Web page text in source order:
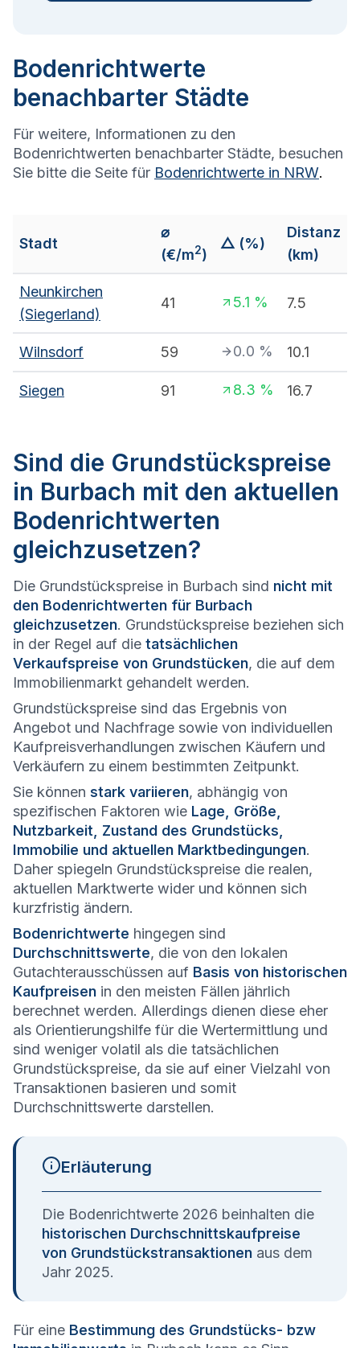
Bodenrichtwerte
benachbarter Städte
Für weitere, Informationen zu den
Bodenrichtwerten benachbarter Städte, besuchen
Sie bitte die Seite für Bodenrichtwerte in NRW.
Stadt
⌀
(€/m2)
△ (%)
Distanz
(km)
Neunkirchen
(Siegerland)
41 5.1 % 7.5
Wilnsdorf 59 0.0 % 10.1
Siegen 91 8.3 % 16.7
Sind die Grundstückspreise
in Burbach mit den aktuellen
Bodenrichtwerten
gleichzusetzen?
Die Grundstückspreise in Burbach sind nicht mit
den Bodenrichtwerten für Burbach
gleichzusetzen. Grundstückspreise beziehen sich
in der Regel auf die tatsächlichen
Verkaufspreise von Grundstücken, die auf dem
Immobilienmarkt gehandelt werden.
Grundstückspreise sind das Ergebnis von
Angebot und Nachfrage sowie von individuellen
Kaufpreisverhandlungen zwischen Käufern und
Verkäufern zu einem bestimmten Zeitpunkt.
Sie können stark variieren, abhängig von
spezifischen Faktoren wie Lage, Größe,
Nutzbarkeit, Zustand des Grundstücks,
Immobilie und aktuellen Marktbedingungen.
Daher spiegeln Grundstückspreise die realen,
aktuellen Marktwerte wider und können sich
kurzfristig ändern.
Bodenrichtwerte hingegen sind
Durchschnittswerte, die von den lokalen
Gutachterausschüssen auf Basis von historischen
Kaufpreisen in den meisten Fällen jährlich
berechnet werden. Allerdings dienen diese eher
als Orientierungshilfe für die Wertermittlung und
sind weniger volatil als die tatsächlichen
Grundstückspreise, da sie auf einer Vielzahl von
Transaktionen basieren und somit
Durchschnittswerte darstellen.
Erläuterung
Die Bodenrichtwerte 2026 beinhalten die
historischen Durchschnittskaufpreise
von Grundstückstransaktionen aus dem
Jahr 2025.
Für eine Bestimmung des Grundstücks- bzw